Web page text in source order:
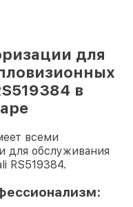
для
в
всеми
для обслуживания
RS519384.